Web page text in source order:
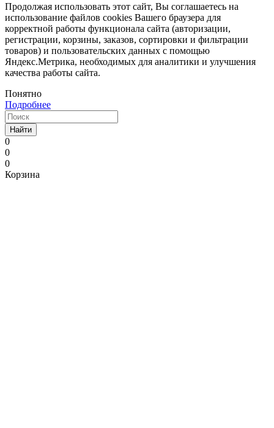
Продолжая использовать этот сайт, Вы соглашаетесь на
использование файлов cookies Вашего браузера для
корректной работы функционала сайта (авторизации,
регистрации, корзины, заказов, сортировки и фильтрации
товаров) и пользовательских данных с помощью
Яндекс.Метрика, необходимых для аналитики и улучшения
качества работы сайта.
Понятно
Подробнее
Найти
0
0
0
Корзина